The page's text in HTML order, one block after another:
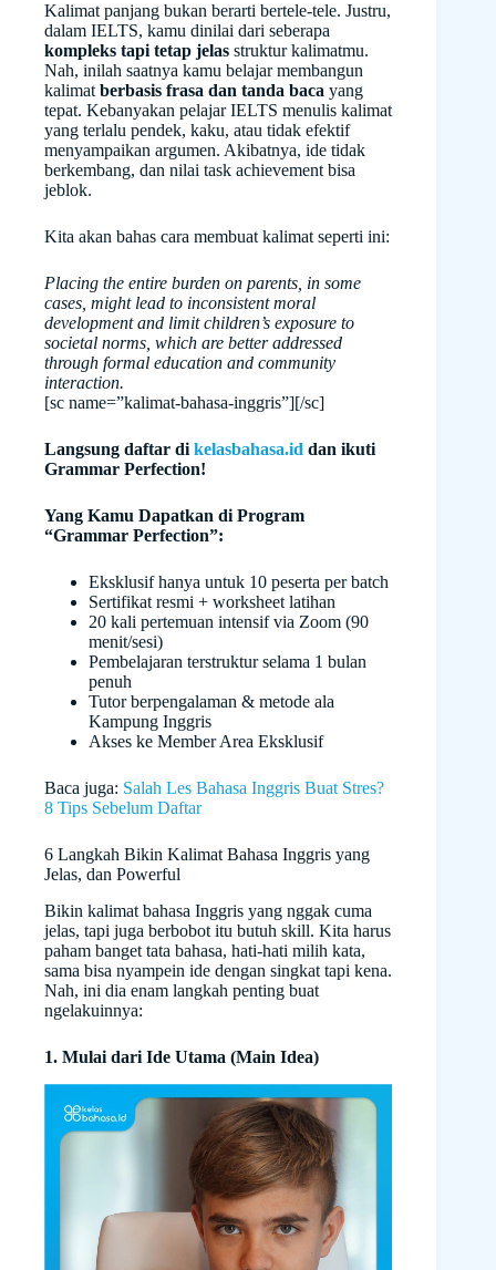
Kalimat panjang bukan berarti bertele-tele. Justru,
dalam IELTS, kamu dinilai dari seberapa
kompleks tapi tetap jelas struktur kalimatmu.
Nah, inilah saatnya kamu belajar membangun
kalimat berbasis frasa dan tanda baca yang
tepat. Kebanyakan pelajar IELTS menulis kalimat
yang terlalu pendek, kaku, atau tidak efektif
menyampaikan argumen. Akibatnya, ide tidak
berkembang, dan nilai task achievement bisa
jeblok.
Kita akan bahas cara membuat kalimat seperti ini:
Placing the entire burden on parents, in some
cases, might lead to inconsistent moral
development and limit children’s exposure to
societal norms, which are better addressed
through formal education and community
interaction.
[sc name=”kalimat-bahasa-inggris”][/sc]
Langsung daftar di kelasbahasa.id dan ikuti
Grammar Perfection!
Yang Kamu Dapatkan di Program
“Grammar Perfection”:
Eksklusif hanya untuk 10 peserta per batch
Sertifikat resmi + worksheet latihan
20 kali pertemuan intensif via Zoom (90
menit/sesi)
Pembelajaran terstruktur selama 1 bulan
penuh
Tutor berpengalaman & metode ala
Kampung Inggris
Akses ke Member Area Eksklusif
Baca juga: Salah Les Bahasa Inggris Buat Stres?
8 Tips Sebelum Daftar
6 Langkah Bikin Kalimat Bahasa Inggris yang
Jelas, dan Powerful
Bikin kalimat bahasa Inggris yang nggak cuma
jelas, tapi juga berbobot itu butuh skill. Kita harus
paham banget tata bahasa, hati-hati milih kata,
sama bisa nyampein ide dengan singkat tapi kena.
Nah, ini dia enam langkah penting buat
ngelakuinnya:
1. Mulai dari Ide Utama (Main Idea)